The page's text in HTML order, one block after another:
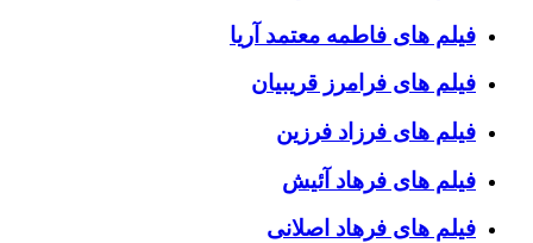
فیلم های فاطمه معتمد آریا
فیلم های فرامرز قریبیان
فیلم های فرزاد فرزین
فیلم های فرهاد آئیش
فیلم های فرهاد اصلانی